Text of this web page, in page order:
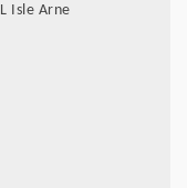
Isle Arne